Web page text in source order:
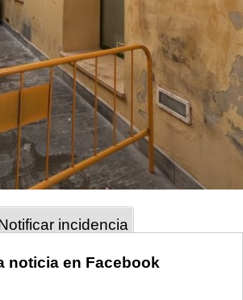
incidencia
noticia en Facebook